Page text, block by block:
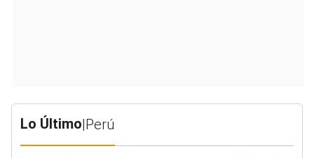
Lo Último|Perú